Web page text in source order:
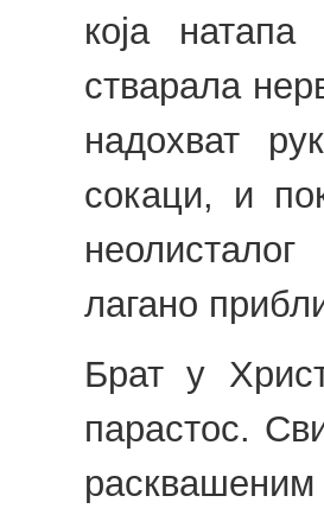
која
стварала
надохват
сокаци, и
лагано
Брат у
парастос.